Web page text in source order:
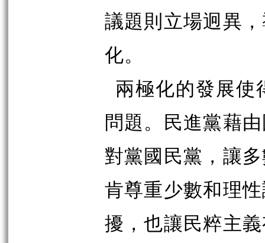
議題則立場迥異
化。
兩極化的發展使
問題。民進黨藉
對黨國民黨，讓
肯尊重少數和理
擾，也讓民粹主